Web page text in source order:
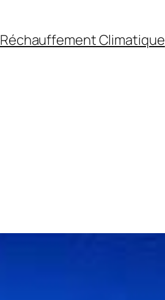
Réchauffement Climatique